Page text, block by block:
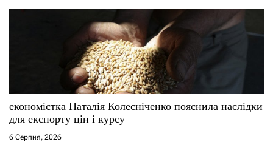
економістка Наталія Колесніченко пояснила наслідки
для експорту цін і курсу
6 Серпня, 2026